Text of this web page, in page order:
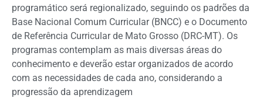
programático será regionalizado, seguindo os padrões da
Base Nacional Comum Curricular (BNCC) e o Documento
de Referência Curricular de Mato Grosso (DRC-MT). Os
programas contemplam as mais diversas áreas do
conhecimento e deverão estar organizados de acordo
com as necessidades de cada ano, considerando a
progressão da aprendizagem